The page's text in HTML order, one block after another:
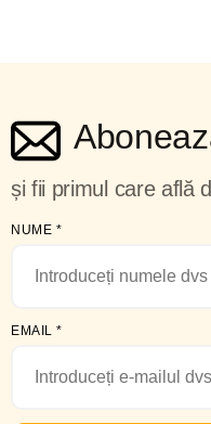
și fii primul care află
NUME *
EMAIL *